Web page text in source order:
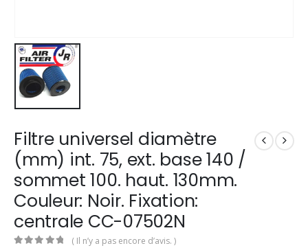
Filtre universel diamètre
(mm) int. 75, ext. base 140 /
sommet 100. haut. 130mm.
Couleur: Noir. Fixation:
centrale CC-07502N
( Il n’y a pas encore d’avis. )